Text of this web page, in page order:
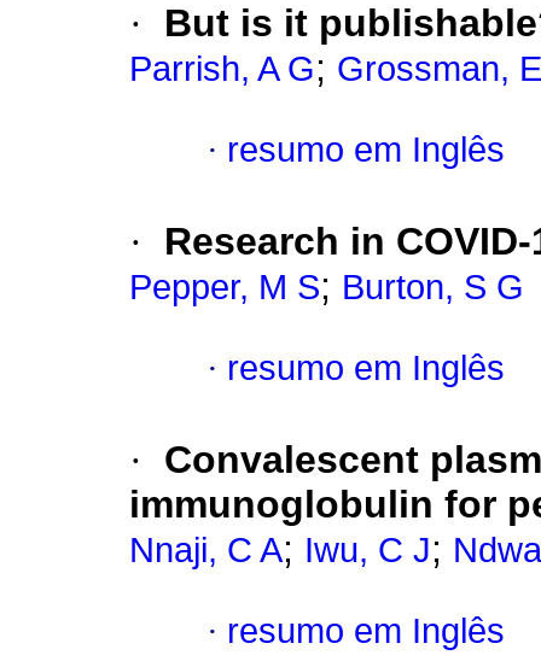
· But is it
Parrish, A G; Grossman,
· resumo em Inglês
· Research in
Pepper, M S; Burton, S G
· resumo em Inglês
·
Convalescent
immunoglobulin for
Nnaji, C A; Iwu, C J;
· resumo em Inglês